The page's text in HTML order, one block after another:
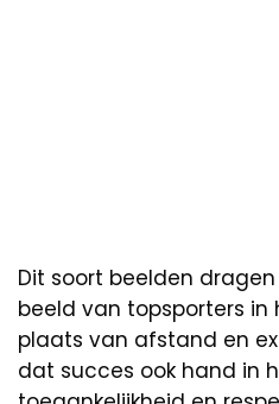
Dit soort beelden
beeld van topsporters in
plaats van afstand en
dat succes ook hand in